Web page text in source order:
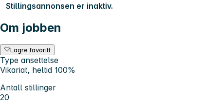
Stillingsannonsen er inaktiv.
Om jobben
Lagre favoritt
Type ansettelse
Vikariat, heltid 100%
Antall stillinger
20